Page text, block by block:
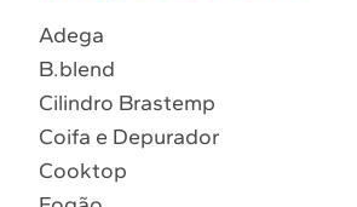
Atendimento
4 º Lava Louça
5 º Cooktop
6º Microondas Brastemp
7º Forno
8º Embutir
Adega
B.blend
Cilindro Brastemp
Coifa e Depurador
Cooktop